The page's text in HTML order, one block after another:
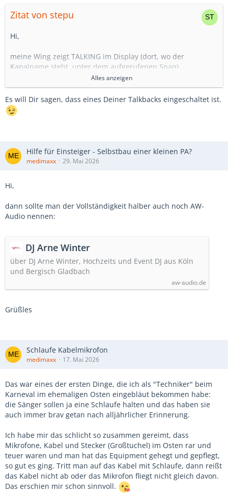
Zitat von stepu
Hi,
meine Wing zeigt TALKING im Display (dort, wo der
Kanalname steht, unter dem aufgerufenen Snap).
Es ist rot hinterlegt und es bleibt im Display stehen.
Ich hatte eben was auf den USB-Stick speichern wollen,
nach dem Abziehen kam die Anzeige.
Leider kriege ich nicht mehr zusammen, was ich in welcher
Vielleicht weiss wer, was das Pult mir sagen möchte?
Hab ja die Vermutung, das es mit dem USB-Stick noch was
Alles anzeigen
Es will Dir sagen, dass eines Deiner Talkbacks eingeschaltet ist.
Hilfe für Einsteiger - Selbstbau einer kleinen PA?
medimaxx 29. Mai 2026
Hi,
dann sollte man der Vollständigkeit halber auch noch AW-
Audio nennen:
DJ Arne Winter
über DJ Arne Winter, Hochzeits und Event DJ aus Köln
und Bergisch Gladbach
aw-audio.de
Grüßles
Schlaufe Kabelmikrofon
medimaxx 17. Mai 2026
Das war eines der ersten Dinge, die ich als "Techniker" beim
Karneval im ehemaligen Osten eingebläut bekommen habe:
die Sänger sollen ja eine Schlaufe halten und das haben sie
auch immer brav getan nach alljährlicher Erinnerung.
Ich habe mir das schlicht so zusammen gereimt, dass
Mikrofone, Kabel und Stecker (Großtuchel) im Osten rar und
teuer waren und man hat das Equipment gehegt und gepflegt,
so gut es ging. Tritt man auf das Kabel mit Schlaufe, dann reißt
das Kabel nicht ab oder das Mikrofon fliegt nicht gleich davon.
Das erschien mir schon sinnvoll.